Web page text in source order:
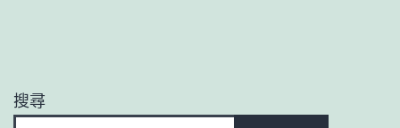
搜尋